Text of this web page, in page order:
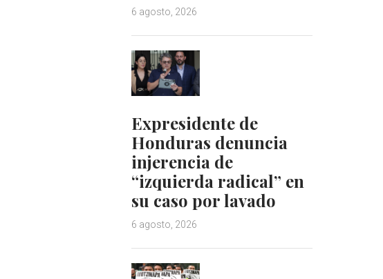
6 agosto, 2026
Expresidente de
Honduras denuncia
injerencia de
“izquierda radical” en
su caso por lavado
6 agosto, 2026